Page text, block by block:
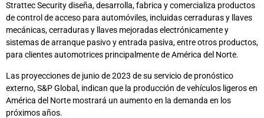
Strattec Security diseña, desarrolla, fabrica y comercializa productos
de control de acceso para automóviles, incluidas cerraduras y llaves
mecánicas, cerraduras y llaves mejoradas electrónicamente y
sistemas de arranque pasivo y entrada pasiva, entre otros productos,
para clientes automotrices principalmente de América del Norte.
Las proyecciones de junio de 2023 de su servicio de pronóstico
externo, S&P Global, indican que la producción de vehículos ligeros en
América del Norte mostrará un aumento en la demanda en los
próximos años.